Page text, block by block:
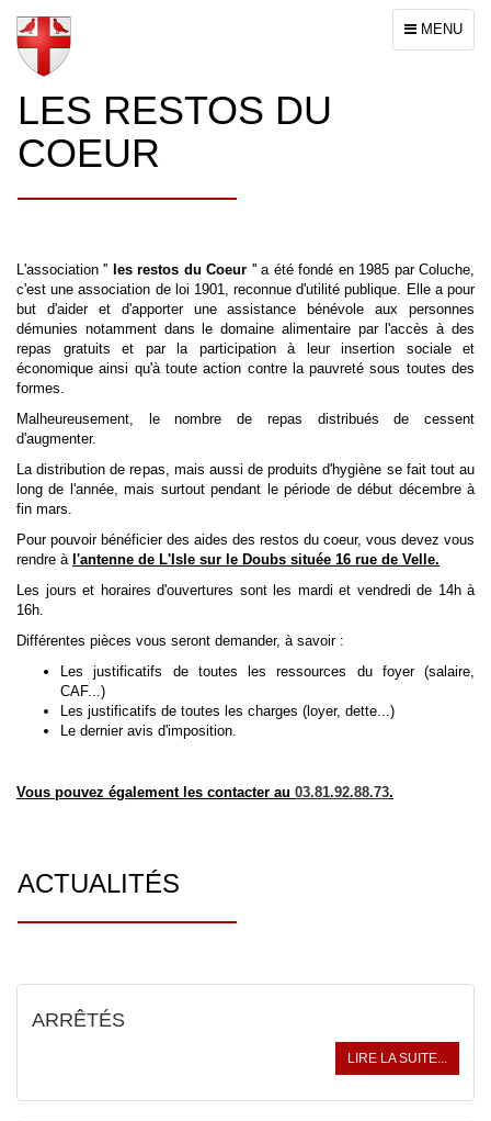
Toggle
navigation
MENU
LES RESTOS DU
COEUR
L'association '' les restos du Coeur '' a été fondé en 1985 par Coluche,
c'est une association de loi 1901, reconnue d'utilité publique. Elle a pour
but d'aider et d'apporter une assistance bénévole aux personnes
démunies notamment dans le domaine alimentaire par l'accès à des
repas gratuits et par la participation à leur insertion sociale et
économique ainsi qu'à toute action contre la pauvreté sous toutes des
formes.
Malheureusement, le nombre de repas distribués de cessent
d'augmenter.
La distribution de repas, mais aussi de produits d'hygiène se fait tout au
long de l'année, mais surtout pendant le période de début décembre à
fin mars.
Pour pouvoir bénéficier des aides des restos du coeur, vous devez vous
rendre à l'antenne de L'Isle sur le Doubs située 16 rue de Velle.
Les jours et horaires d'ouvertures sont les mardi et vendredi de 14h à
16h.
Différentes pièces vous seront demander, à savoir :
Les justificatifs de toutes les ressources du foyer (salaire,
CAF...)
Les justificatifs de toutes les charges (loyer, dette...)
Le dernier avis d'imposition.
Vous pouvez également les contacter au 03.81.92.88.73.
ACTUALITÉS
ARRÊTÉS
LIRE LA SUITE...